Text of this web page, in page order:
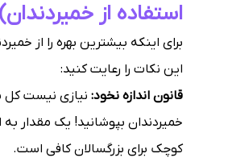
استفاده از خمیردندان)
برای اینکه بیشترین بهره را از
این نکات را رعایت کنید:
قانون اندازه نخود: نیازی نیست کل
خمیردندان بپوشانید! یک مقدار به
کوچک برای بزرگسالان کافی است.